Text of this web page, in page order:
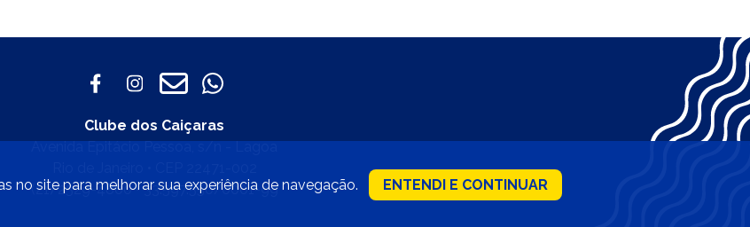
Clube dos Caiçaras
Avenida Epitácio Pessoa, s/n - Lagoa
(21) 2529-4800 • 33.597.550/0001-99
no site para melhorar sua experiência de navegação. ENTENDI E CONTINUAR